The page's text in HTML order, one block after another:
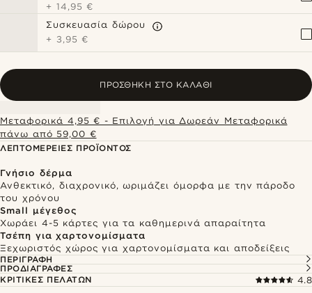
+ 14,95 €
Συσκευασία δώρου
+ 3,95 €
ΠΡΟΣΘΉΚΗ ΣΤΟ ΚΑΛΆΘΙ
Μεταφορικά 4,95 € - Επιλογή για Δωρεάν Μεταφορικά
πάνω από 59,00 €
ΛΕΠΤΟΜΈΡΕΙΕΣ ΠΡΟΪΌΝΤΟΣ
Γνήσιο δέρμα
Ανθεκτικό, διαχρονικό, ωριμάζει όμορφα με την πάροδο
του χρόνου
Small μέγεθος
Χωράει 4-5 κάρτες για τα καθημερινά απαραίτητα
Τσέπη για χαρτονομίσματα
Ξεχωριστός χώρος για χαρτονομίσματα και αποδείξεις
ΠΕΡΙΓΡΑΦΉ
ΠΡΟΔΙΑΓΡΑΦΈΣ
ΚΡΙΤΙΚΈΣ ΠΕΛΑΤΏΝ
4.8